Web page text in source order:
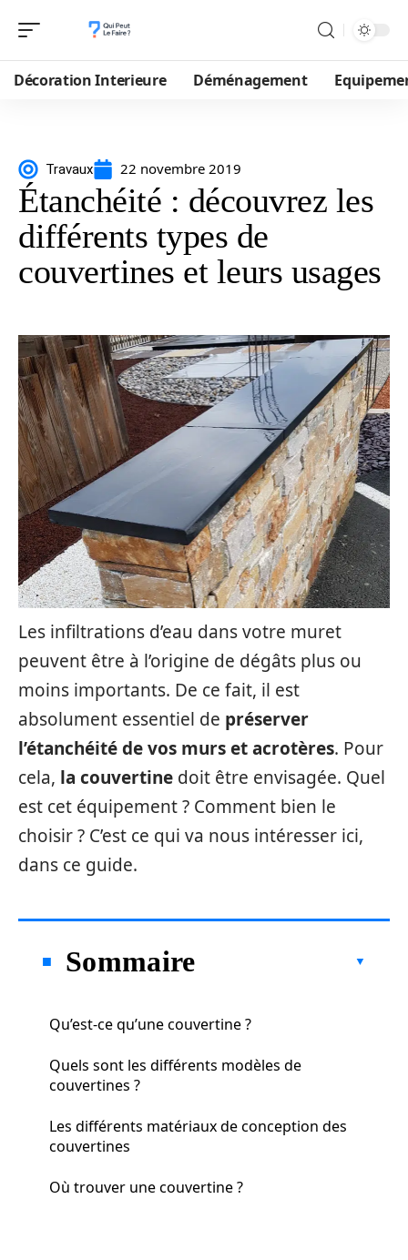
Décoration Interieure Déménagement
Travaux 22 novembre 2019
Étanchéité : découvrez les
différents types de
couvertines et leurs usages
Les infiltrations d’eau dans votre muret
peuvent être à l’origine de dégâts plus ou
moins importants. De ce fait, il est
absolument essentiel de préserver
l’étanchéité de vos murs et acrotères. Pour
cela, la couvertine doit être envisagée. Quel
est cet équipement ? Comment bien le
choisir ? C’est ce qui va nous intéresser ici,
dans ce guide.
Sommaire
Qu’est-ce qu’une couvertine ?
Quels sont les différents modèles de
couvertines ?
Les différents matériaux de conception des
couvertines
Où trouver une couvertine ?